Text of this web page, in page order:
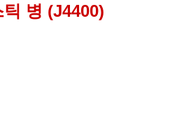
병 (J4400)